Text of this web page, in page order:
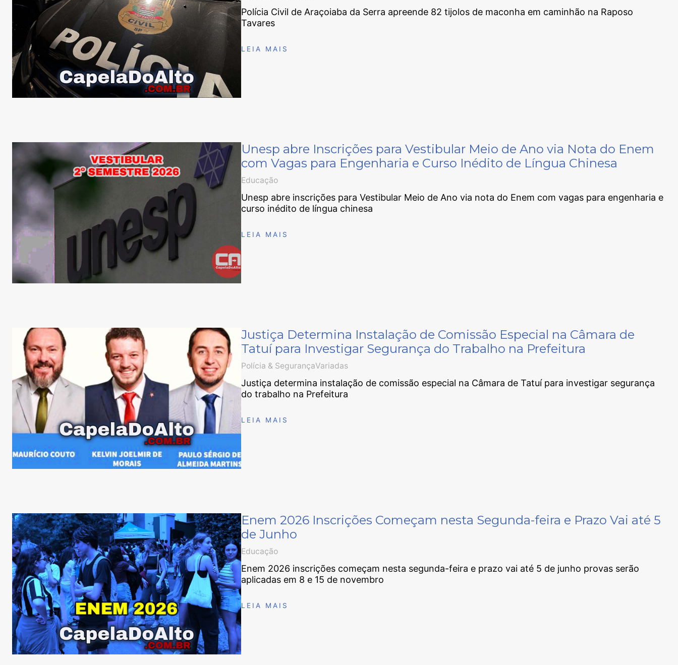
Polícia Civil de Araçoiaba da Serra apreende 82 tijolos de maconha em caminhão na Raposo
Tavares
LEIA MAIS
Unesp abre Inscrições para Vestibular Meio de Ano via Nota do Enem
com Vagas para Engenharia e Curso Inédito de Língua Chinesa
Educação
Unesp abre inscrições para Vestibular Meio de Ano via nota do Enem com vagas para engenharia e
curso inédito de língua chinesa
LEIA MAIS
Justiça Determina Instalação de Comissão Especial na Câmara de
Tatuí para Investigar Segurança do Trabalho na Prefeitura
Polícia & SegurançaVariadas
Justiça determina instalação de comissão especial na Câmara de Tatuí para investigar segurança
do trabalho na Prefeitura
LEIA MAIS
Enem 2026 Inscrições Começam nesta Segunda-feira e Prazo Vai até 5
de Junho
Educação
Enem 2026 inscrições começam nesta segunda-feira e prazo vai até 5 de junho provas serão
aplicadas em 8 e 15 de novembro
LEIA MAIS